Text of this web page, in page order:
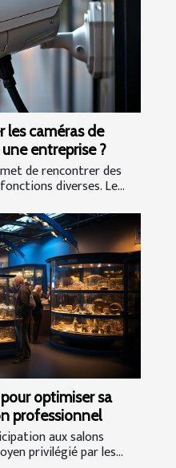
les caméras de
entreprise ?
de rencontrer des
diverses. Le...
optimiser sa
professionnel
aux salons
privilégié par les...